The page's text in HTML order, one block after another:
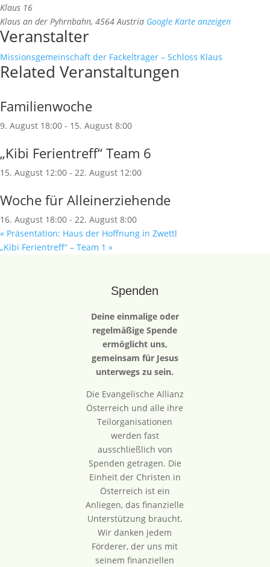
Klaus 16
Klaus an der Pyhrnbahn, 4564 Austria Google Karte anzeigen
Veranstalter
Missionsgemeinschaft der Fackelträger – Schloss Klaus
Related Veranstaltungen
Familienwoche
9. August 18:00 - 15. August 8:00
„Kibi Ferientreff“ Team 6
15. August 12:00 - 22. August 12:00
Woche für Alleinerziehende
16. August 18:00 - 22. August 8:00
« Präsentation: Haus der Hoffnung in Zwettl
„Kibi Ferientreff“ – Team 1 »
Spenden
Deine einmalige oder
regelmäßige Spende
ermöglicht uns,
gemeinsam für Jesus
unterwegs zu sein.
Die Evangelische Allianz
Österreich und alle ihre
Teilorganisationen
werden fast
ausschließlich von
Spenden getragen. Die
Einheit der Christen in
Österreich ist ein
Anliegen, das finanzielle
Unterstützung braucht.
Wir danken jedem
Förderer, der uns mit
seinem finanziellen